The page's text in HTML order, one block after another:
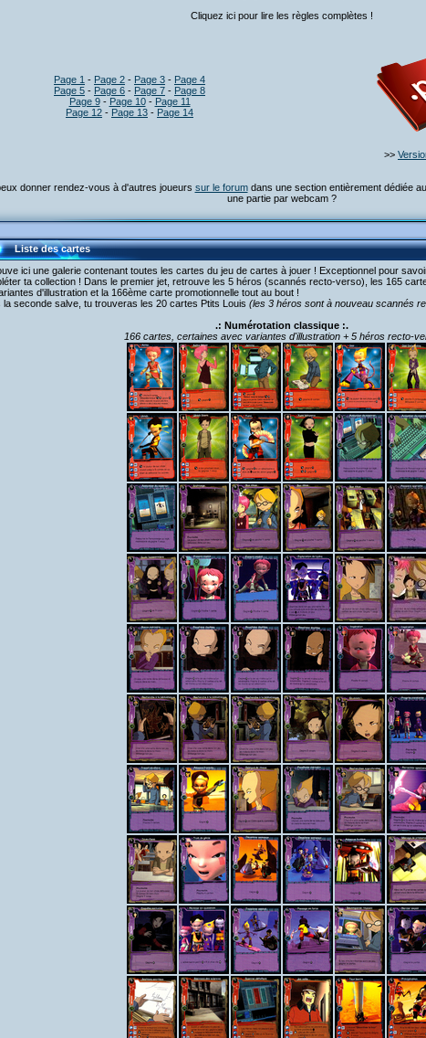
Cliquez ici pour lire les règles complètes !
Page 1 - Page 2 - Page 3 - Page 4
Page 5 - Page 6 - Page 7 - Page 8
Page 9- Page 10- Page 11
Page 12 - Page 13 - Page 14
>>
donner rendez-vous à d'autres joueurs sur le forumdans une section entièrement dédiée
une partie par webcam ?
Liste des cartes
ici une galerie contenant toutes les cartes du jeu de cartes à jouer ! Exceptionnel pour
ta collection ! Dans le premier jet, retrouve les 5 héros (scannés recto-verso), les 165
d'illustration et la 166ème carte promotionnelle tout au bout !
la seconde salve, tu trouveras les 20 cartes Ptits Louis (les 3 héros sont à nouveau scannés
.: Numérotation classique :.
166 cartes, certaines avec variantes d'illustration + 5 héros recto-